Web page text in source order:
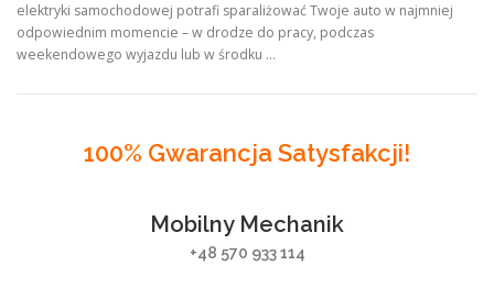
elektryki samochodowej potrafi sparaliżować Twoje auto w najmniej
odpowiednim momencie – w drodze do pracy, podczas
weekendowego wyjazdu lub w środku …
100% Gwarancja Satysfakcji!
Mobilny Mechanik
+48 570 933 114